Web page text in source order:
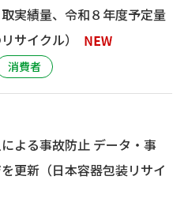
実績量、令和８年度予定量
サイクル）
消費者
よる事故防止 データ・事
更新（日本容器包装リサイ